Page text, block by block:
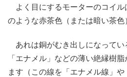
よく目にするモーターのコイル
のような赤茶色（または暗い茶色
あれは銅がむき出しになってい
「エナメル」などの薄い絶縁樹
ます（この線を「エナメル線」